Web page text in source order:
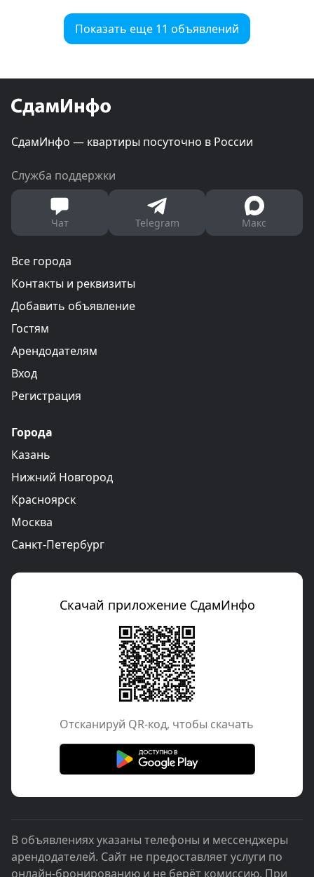
Показать еще 11 объявлений
СдамИнфо — квартиры посуточно в России
Служба поддержки
Чат Telegram Макс
Все города
Контакты и реквизиты
Добавить объявление
Гостям
Арендодателям
Вход
Регистрация
Города
Казань
Нижний Новгород
Красноярск
Москва
Санкт-Петербург
Скачай приложение СдамИнфо
Отcканируй QR-код, чтобы скачать
В объявлениях указаны телефоны и мессенджеры
арендодателей. Сайт не предоставляет услуги по
онлайн-бронированию и не берёт комиссию. При